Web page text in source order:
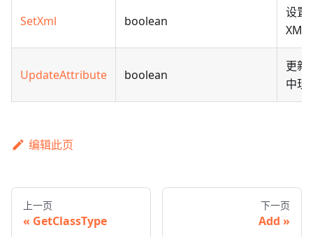
SetXml boolean
设置
XML
UpdateAttribute boolean
更新
中现
编辑此页
上一页
GetClassType
下一页
Add